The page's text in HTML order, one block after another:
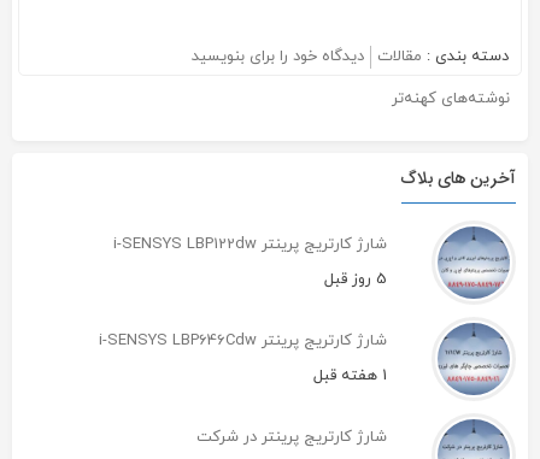
دسته بندی : مقالات دیدگاه خود را برای on
بنویسید
راهبری
نوشته‌های کهنه‌تر
آخرین های بلاگ
شارژ کارتریج پرینتر i-SENSYS LBP122dw
5 روز قبل
شارژ کارتریج پرینتر i-SENSYS LBP646Cdw
1 هفته قبل
شارژ کارتریج پرینتر در شرکت